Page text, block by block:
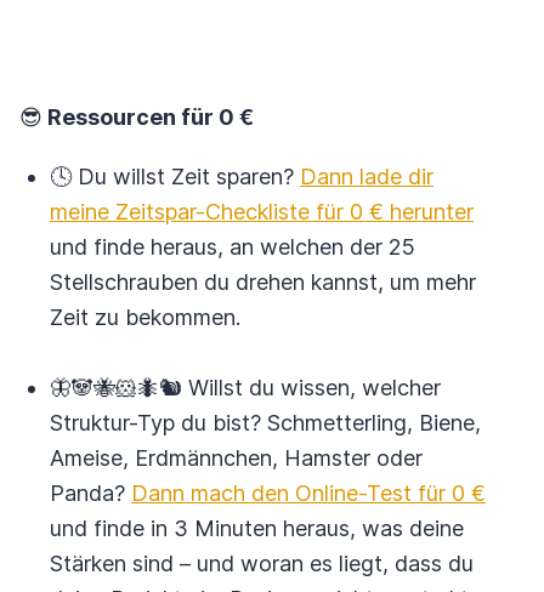
😎 Ressourcen für 0 €
🕓 Du willst Zeit sparen? Dann lade dir
meine Zeitspar-Checkliste für 0 € herunter
und finde heraus, an welchen der 25
Stellschrauben du drehen kannst, um mehr
Zeit zu bekommen.
🦋🐼🐝🐹🐜🐿 Willst du wissen, welcher
Struktur-Typ du bist? Schmetter­ling, Biene,
Ameise, Erd­männchen, Hamster oder
Panda? Dann mach den Online-Test für 0 €
und finde in 3 Minuten heraus, was deine
Stärken sind – und woran es liegt, dass du